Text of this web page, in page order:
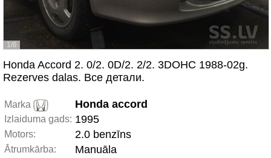
1/6
Honda Accord 2. 0/2. 0D/2. 2/2. 3DOHC 1988-02g.
Rezerves dalas. Все детали.
Marka Honda accord
Izlaiduma gads: 1995
Motors: 2.0 benzīns
Ātrumkārba: Manuāla